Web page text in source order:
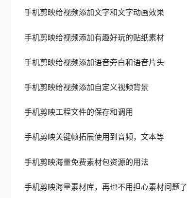
手机剪映给视频添加文字和文字动画效果
手机剪映给视频添加有趣好玩的贴纸素材
手机剪映给视频添加语音旁白和语音片头
手机剪映给视频添加自定义视频背景
手机剪映工程文件的保存和调用
手机剪映关键帧拓展使用到音频，文本等
手机剪映海量免费素材包资源的用法
手机剪映海量素材库，再也不用担心素材问题了